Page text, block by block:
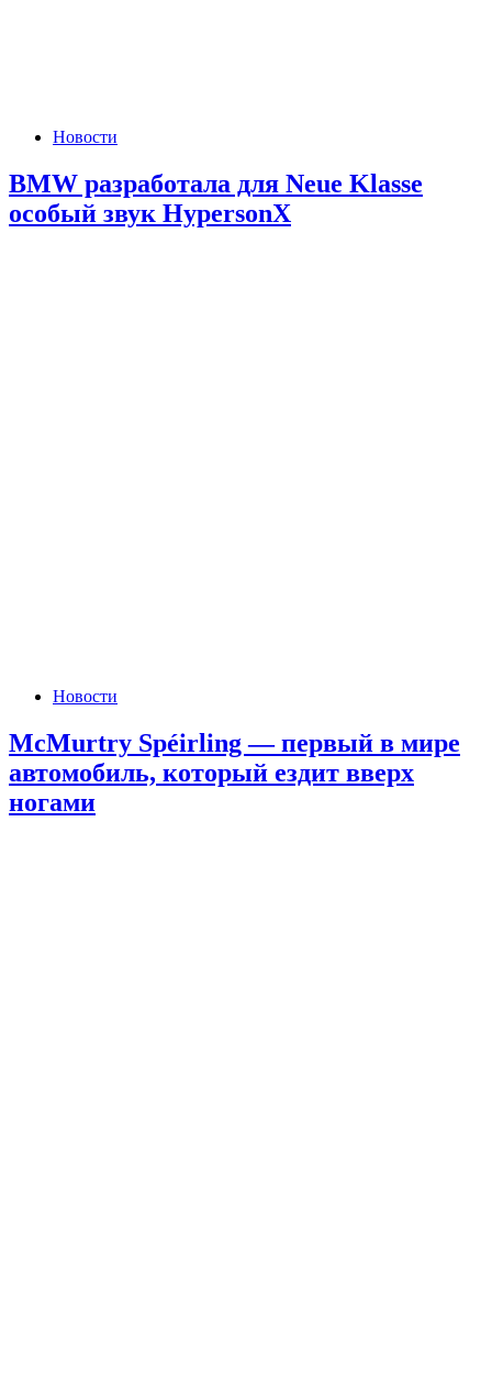
Новости
BMW разработала для Neue Klasse
особый звук HypersonX
Новости
McMurtry Spéirling — первый в мире
автомобиль, который ездит вверх
ногами